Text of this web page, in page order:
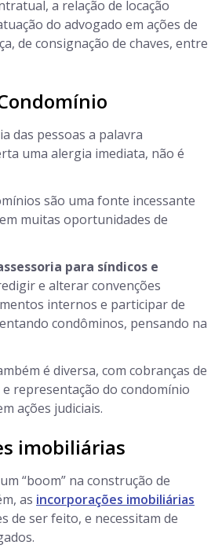
a relação de locação
do advogado em ações de
de consignação de chaves, entre
das pessoas a palavra
uma alergia imediata, não é
são uma fonte incessante
muitas oportunidades de
para síndicos e
e alterar convenções
internos e participar de
condôminos, pensando na
é diversa, com cobranças de
representação do condomínio
ações judiciais.
imobiliárias
“boom” na construção de
as incorporações imobiliárias
de ser feito, e necessitam de